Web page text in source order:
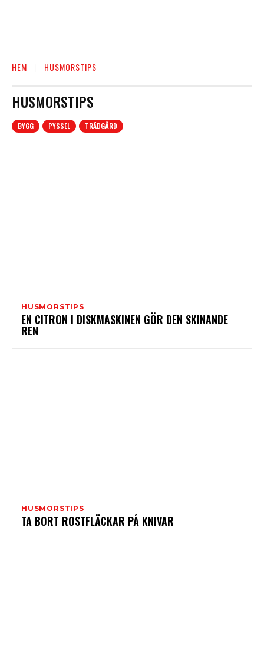
HEM HUSMORSTIPS
HUSMORSTIPS
BYGG PYSSEL TRÄDGÅRD
HUSMORSTIPS
EN CITRON I DISKMASKINEN GÖR DEN SKINANDE
REN
HUSMORSTIPS
TA BORT ROSTFLÄCKAR PÅ KNIVAR